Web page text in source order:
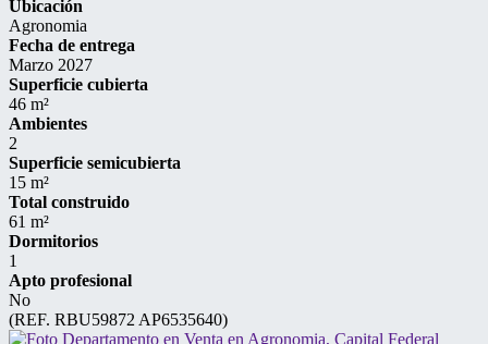
Ubicación
Agronomia
Fecha de entrega
Marzo 2027
Superficie cubierta
46 m²
Ambientes
2
Superficie semicubierta
15 m²
Total construido
61 m²
Dormitorios
1
Apto profesional
No
(REF. RBU59872 AP6535640)